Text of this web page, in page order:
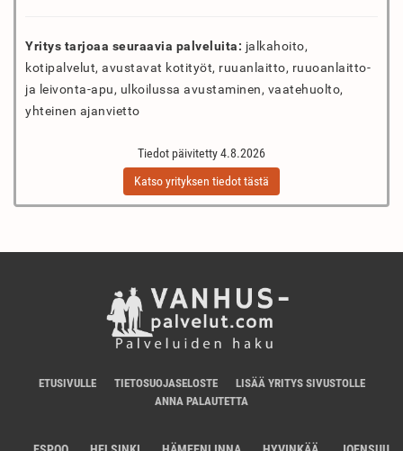
Yritys tarjoaa seuraavia palveluita: jalkahoito,
kotipalvelut, avustavat kotityöt, ruuanlaitto, ruuoanlaitto-
ja leivonta-apu, ulkoilussa avustaminen, vaatehuolto,
yhteinen ajanvietto
Tiedot päivitetty 4.8.2026
Katso yrityksen tiedot tästä
ETUSIVULLE TIETOSUOJASELOSTE
LISÄÄ YRITYS SIVUSTOLLE
ANNA PALAUTETTA